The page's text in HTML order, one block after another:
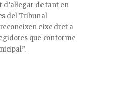
de tant en
del Tribunal
eixe dret a
que conforme